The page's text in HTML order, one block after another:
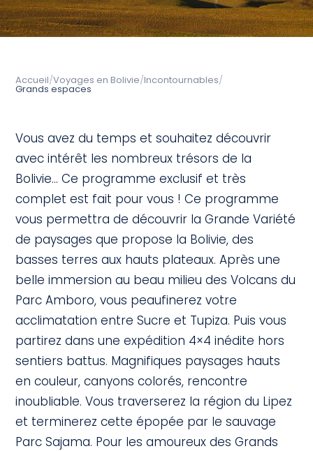
Accueil/Voyages en Bolivie/Incontournables/
Grands espaces
Vous avez du temps et souhaitez découvrir
avec intérêt les nombreux trésors de la
Bolivie… Ce programme exclusif et très
complet est fait pour vous ! Ce programme
vous permettra de découvrir la Grande Variété
de paysages que propose la Bolivie, des
basses terres aux hauts plateaux. Après une
belle immersion au beau milieu des Volcans du
Parc Amboro, vous peaufinerez votre
acclimatation entre Sucre et Tupiza. Puis vous
partirez dans une expédition 4×4 inédite hors
sentiers battus. Magnifiques paysages hauts
en couleur, canyons colorés, rencontre
inoubliable. Vous traverserez la région du Lipez
et terminerez cette épopée par le sauvage
Parc Sajama. Pour les amoureux des Grands